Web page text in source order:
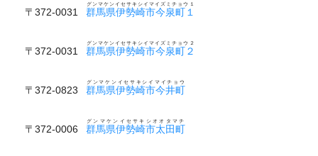
〒372-0031 群馬県伊勢崎市今泉町１
グンマケンイセサキシイマイズミチョウ１
〒372-0031 群馬県伊勢崎市今泉町２
グンマケンイセサキシイマイズミチョウ２
〒372-0823 群馬県伊勢崎市今井町
グンマケンイセサキシイマイチョウ
〒372-0006 群馬県伊勢崎市太田町
グンマケンイセサキシオオタマチ